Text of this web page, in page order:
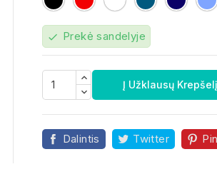
check Prekė sandelyje
Į Užklausų Krepšelį
Dalintis Twitter